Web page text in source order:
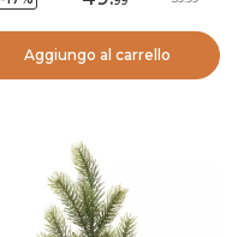
Aggiungo al carrello